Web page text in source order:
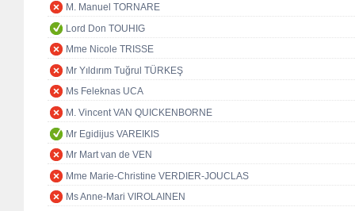
M. Manuel TORNARE
Lord Don TOUHIG
Mme Nicole TRISSE
Mr Yıldırım Tuğrul TÜRKEŞ
Ms Feleknas UCA
M. Vincent VAN QUICKENBORNE
Mr Egidijus VAREIKIS
Mr Mart van de VEN
Mme Marie-Christine VERDIER-JOUCLAS
Ms Anne-Mari VIROLAINEN